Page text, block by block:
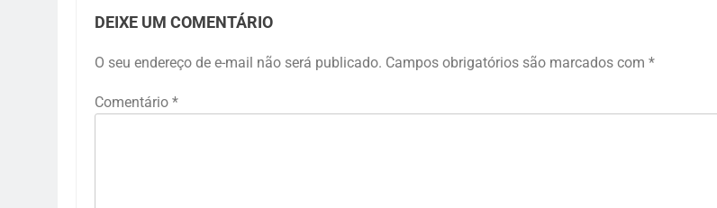
DEIXE UM COMENTÁRIO
O seu endereço de e-mail não será publicado. Campos obrigatórios são marcados com *
Comentário *